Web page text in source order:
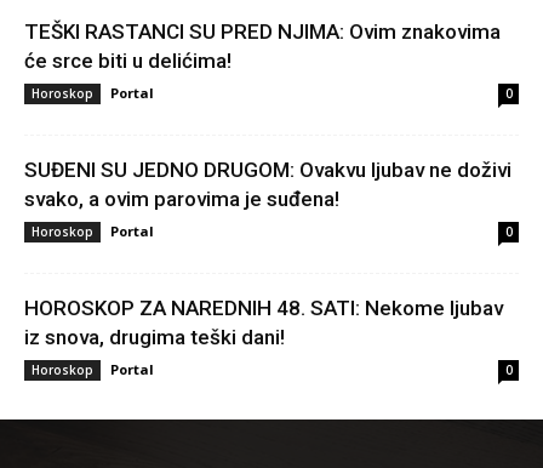
TEŠKI RASTANCI SU PRED NJIMA: Ovim znakovima
će srce biti u delićima!
Horoskop Portal 0
SUĐENI SU JEDNO DRUGOM: Ovakvu ljubav ne doživi
svako, a ovim parovima je suđena!
Horoskop Portal 0
HOROSKOP ZA NAREDNIH 48. SATI: Nekome ljubav
iz snova, drugima teški dani!
Horoskop Portal 0